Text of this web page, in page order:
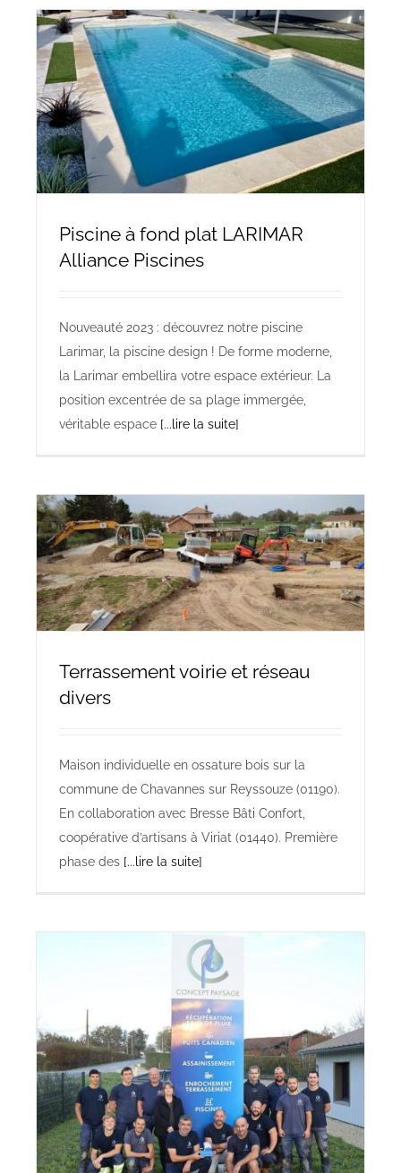
Piscine à fond plat LARIMAR
Alliance Piscines
Nouveauté 2023 : découvrez notre piscine
Larimar, la piscine design ! De forme moderne,
la Larimar embellira votre espace extérieur. La
position excentrée de sa plage immergée,
véritable espace [...lire la suite]
Terrassement voirie et réseau
divers
Maison individuelle en ossature bois sur la
commune de Chavannes sur Reyssouze (01190).
En collaboration avec Bresse Bâti Confort,
coopérative d’artisans à Viriat (01440). Première
phase des [...lire la suite]